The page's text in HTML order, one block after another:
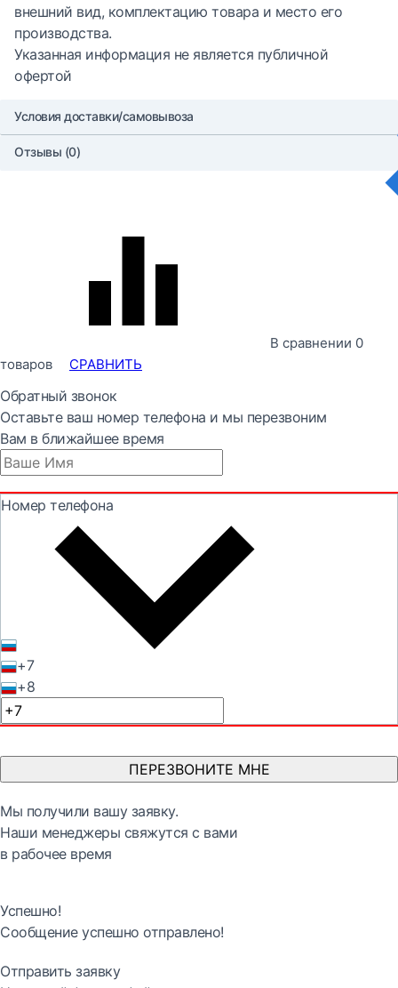
внешний вид, комплектацию товара и место его
производства.
Указанная информация не является публичной
офертой
Условия доставки/самовывоза
Отзывы (0)
В сравнении 0
товаров
СРАВНИТЬ
Обратный звонок
Оставьте ваш номер телефона и мы перезвоним
Вам в ближайшее время
Номер телефона
+7
+8
ПЕРЕЗВОНИТЕ МНЕ
Мы получили вашу заявку.
Наши менеджеры свяжутся с вами
в рабочее время
Успешно!
Сообщение успешно отправлено!
Отправить заявку